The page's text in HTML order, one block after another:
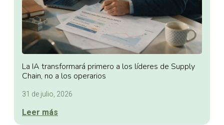
La IA transformará primero a los líderes de Supply
Chain, no a los operarios
31 de julio, 2026
Leer más